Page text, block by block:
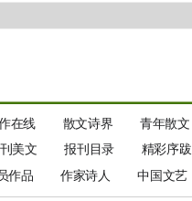
在线 散文诗界 青年散文
美文 报刊目录 精彩序跋
作品 作家诗人 中国文艺